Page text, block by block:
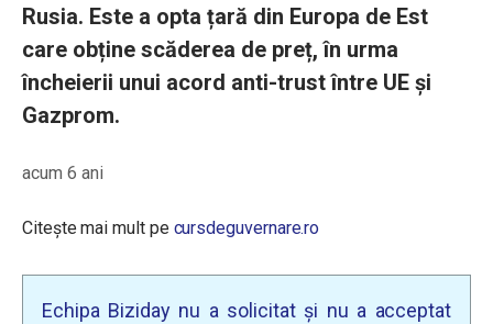
Rusia. Este a opta țară din Europa de Est
care obține scăderea de preț, în urma
încheierii unui acord anti-trust între UE și
Gazprom.
acum 6 ani
Citește mai mult pe cursdeguvernare.ro
Echipa Biziday nu a solicitat și nu a acceptat